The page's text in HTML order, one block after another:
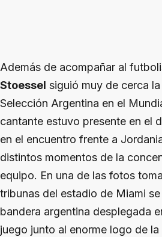
Además de acompañar al
Stoessel siguió muy de cerca
Selección Argentina en el
cantante estuvo presente en el
en el encuentro frente a
distintos momentos de la
equipo. En una de las fotos
tribunas del estadio de Miami
bandera argentina desplegada
juego junto al enorme logo de la